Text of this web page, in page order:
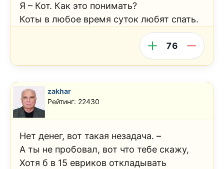
Я – Кот. Как это понимать?
Коты в любое время суток любят спать.
76
zakhar
Рейтинг: 22430
Нет денег, вот такая незадача. –
А ты не пробовал, вот что тебе скажу,
Хотя б в 15 евриков откладывать